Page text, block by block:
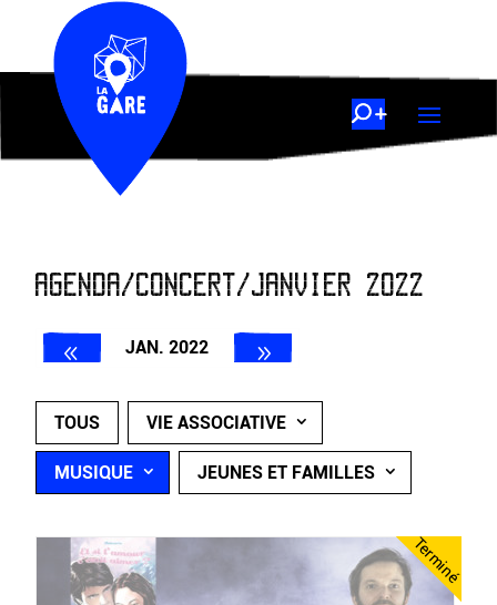
AGENDA/CONCERT/JANVIER 2022
JAN. 2022
TOUS VIE ASSOCIATIVE
MUSIQUE JEUNES ET FAMILLES
Terminé